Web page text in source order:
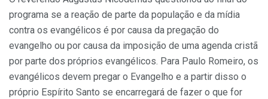
programa se a reação de parte da população e da mídia
contra os evangélicos é por causa da pregação do
evangelho ou por causa da imposição de uma agenda cristã
por parte dos próprios evangélicos. Para Paulo Romeiro, os
evangélicos devem pregar o Evangelho e a partir disso o
próprio Espírito Santo se encarregará de fazer o que for